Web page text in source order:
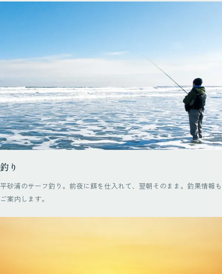
釣り
平砂浦のサーフ釣り。前夜に餌を仕入れて、翌朝そのまま。釣果情報も
ご案内します。